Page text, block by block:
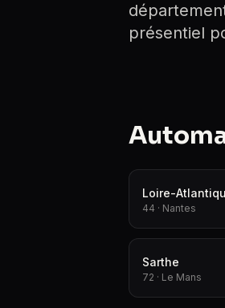
présentiel
Loire-
44 · Nantes
Sarthe
72 · Le Mans